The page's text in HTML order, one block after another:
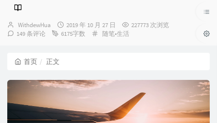
博
主：
WithdewHua
发
布
2019 年 10 月 27 日
227773 次浏览
149 条评论
6175字数
分
随笔•生活
首页 正文